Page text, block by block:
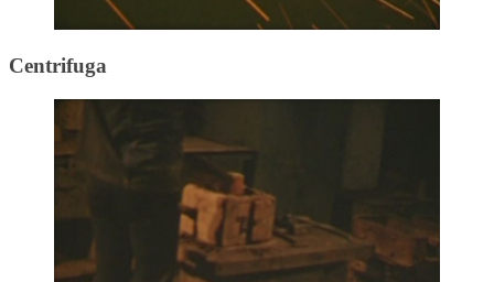
Centrifuga